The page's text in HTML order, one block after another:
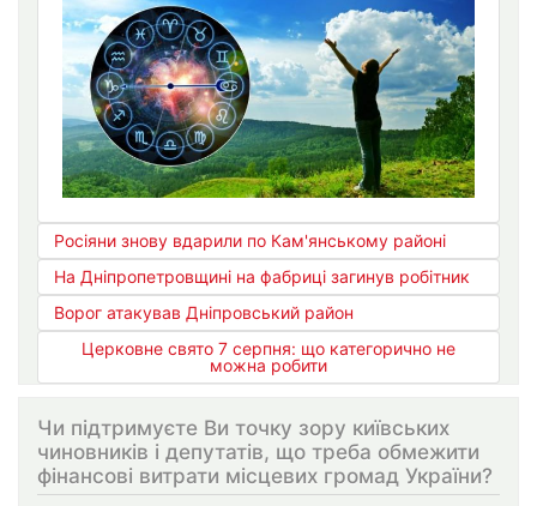
Росіяни знову вдарили по Кам'янському районі
На Дніпропетровщині на фабриці загинув робітник
Ворог атакував Дніпровський район
Церковне свято 7 серпня: що категорично не
можна робити
Чи підтримуєте Ви точку зору київських
чиновників і депутатів, що треба обмежити
фінансові витрати місцевих громад України?